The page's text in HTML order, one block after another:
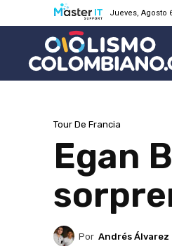
Jueves, Agosto
Tour De Francia
Egan
Por Andrés Álvarez